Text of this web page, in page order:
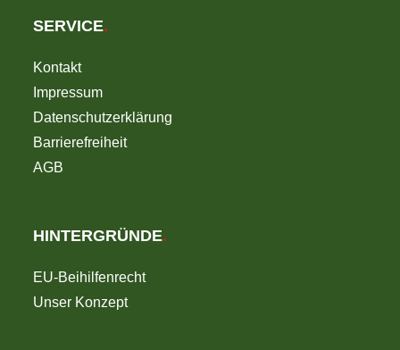
SERVICE.
Kontakt
Impressum
Datenschutzerklärung
Barrierefreiheit
AGB
HINTERGRÜNDE.
EU-Beihilfenrecht
Unser Konzept